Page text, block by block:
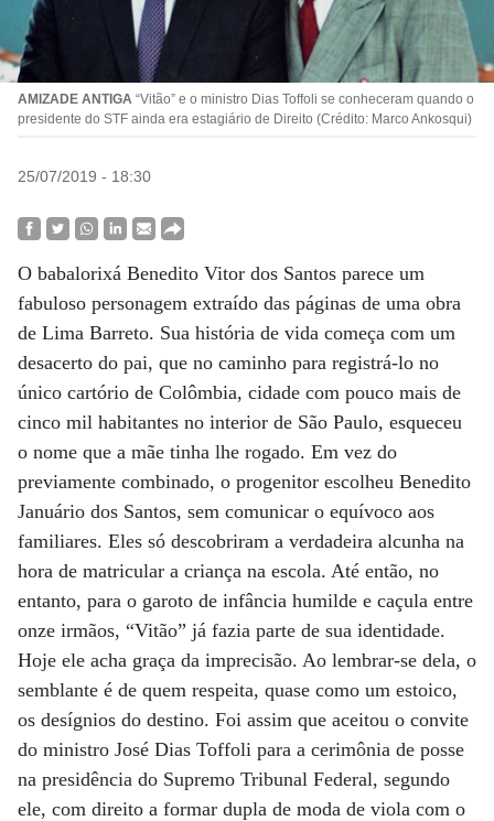
AMIZADE ANTIGA “Vitão” e o ministro Dias Toffoli se conheceram quando o
presidente do STF ainda era estagiário de Direito (Crédito: Marco Ankosqui)
25/07/2019 - 18:30
O babalorixá Benedito Vitor dos Santos parece um
fabuloso personagem extraído das páginas de uma obra
de Lima Barreto. Sua história de vida começa com um
desacerto do pai, que no caminho para registrá-lo no
único cartório de Colômbia, cidade com pouco mais de
cinco mil habitantes no interior de São Paulo, esqueceu
o nome que a mãe tinha lhe rogado. Em vez do
previamente combinado, o progenitor escolheu Benedito
Januário dos Santos, sem comunicar o equívoco aos
familiares. Eles só descobriram a verdadeira alcunha na
hora de matricular a criança na escola. Até então, no
entanto, para o garoto de infância humilde e caçula entre
onze irmãos, “Vitão” já fazia parte de sua identidade.
Hoje ele acha graça da imprecisão. Ao lembrar-se dela, o
semblante é de quem respeita, quase como um estoico,
os desígnios do destino. Foi assim que aceitou o convite
do ministro José Dias Toffoli para a cerimônia de posse
na presidência do Supremo Tribunal Federal, segundo
ele, com direito a formar dupla de moda de viola com o